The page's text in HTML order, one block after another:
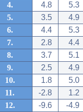
4.
4.8
5.3
5.
3.5
4.9
6.
4.4
5.3
7.
2.8
4.4
8.
3.7
5.1
9.
2.5
4.9
10.
1.8
5.0
11.
-2.8
1.2
12.
-9.6
-4.9